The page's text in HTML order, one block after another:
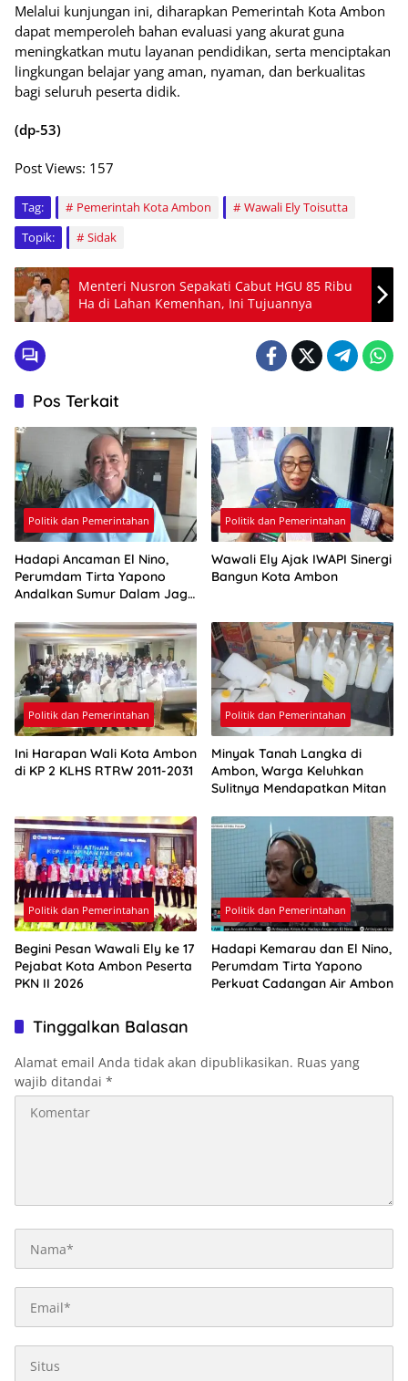
Melalui kunjungan ini, diharapkan Pemerintah Kota Ambon
dapat memperoleh bahan evaluasi yang akurat guna
meningkatkan mutu layanan pendidikan, serta menciptakan
lingkungan belajar yang aman, nyaman, dan berkualitas
bagi seluruh peserta didik.
(dp-53)
Post Views: 157
Tag: Pemerintah Kota Ambon
Wawali Ely Toisutta
Topik:
Sidak
Menteri Nusron Sepakati Cabut HGU 85 Ribu
Ha di Lahan Kemenhan, Ini Tujuannya
Pos Terkait
Politik dan Pemerintahan
Hadapi Ancaman El Nino,
Perumdam Tirta Yapono
Andalkan Sumur Dalam Jaga
Politik dan Pemerintahan
Wawali Ely Ajak IWAPI Sinergi
Bangun Kota Ambon
Politik dan Pemerintahan
Ini Harapan Wali Kota Ambon
di KP 2 KLHS RTRW 2011-2031
Politik dan Pemerintahan
Minyak Tanah Langka di
Ambon, Warga Keluhkan
Sulitnya Mendapatkan Mitan
Politik dan Pemerintahan
Begini Pesan Wawali Ely ke 17
Pejabat Kota Ambon Peserta
PKN II 2026
Politik dan Pemerintahan
Hadapi Kemarau dan El Nino,
Perumdam Tirta Yapono
Perkuat Cadangan Air Ambon
Tinggalkan Balasan
Alamat email Anda tidak akan dipublikasikan. Ruas yang
wajib ditandai *